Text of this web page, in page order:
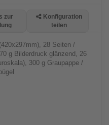
zur
Konfiguration
teilen
28 Seiten /
g Bilderdruck glänzend, 26
300 g Graupappe /